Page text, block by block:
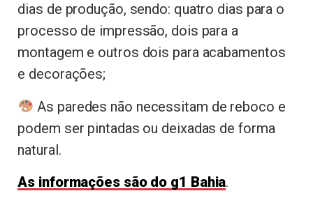
dias de produção, sendo: quatro dias para o
processo de impressão, dois para a
montagem e outros dois para acabamentos
e decorações;
As paredes não necessitam de reboco e
podem ser pintadas ou deixadas de forma
natural.
As informações são do g1 Bahia.